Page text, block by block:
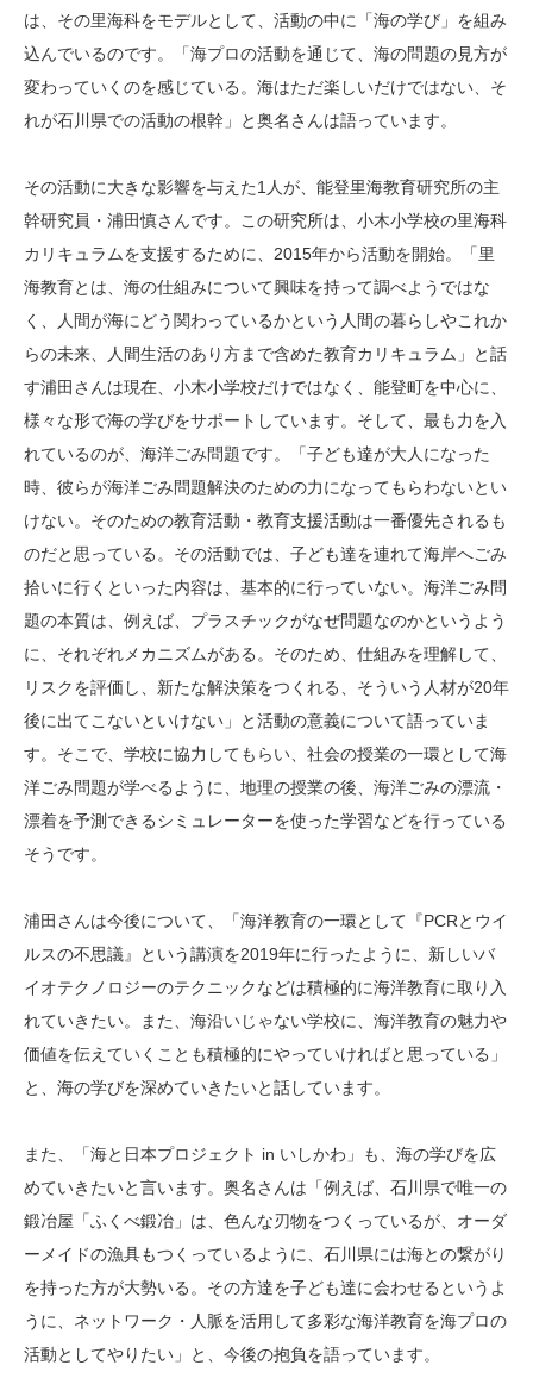
は、その里海科をモデルとして、活動の中に「海の学び」を組み
込んでいるのです。「海プロの活動を通じて、海の問題の見方が
変わっていくのを感じている。海はただ楽しいだけではない、そ
れが石川県での活動の根幹」と奥名さんは語っています。
その活動に大きな影響を与えた1人が、能登里海教育研究所の主
幹研究員・浦田慎さんです。この研究所は、小木小学校の里海科
カリキュラムを支援するために、2015年から活動を開始。「里
海教育とは、海の仕組みについて興味を持って調べようではな
く、人間が海にどう関わっているかという人間の暮らしやこれか
らの未来、人間生活のあり方まで含めた教育カリキュラム」と話
す浦田さんは現在、小木小学校だけではなく、能登町を中心に、
様々な形で海の学びをサポートしています。そして、最も力を入
れているのが、海洋ごみ問題です。「子ども達が大人になった
時、彼らが海洋ごみ問題解決のための力になってもらわないとい
けない。そのための教育活動・教育支援活動は一番優先されるも
のだと思っている。その活動では、子ども達を連れて海岸へごみ
拾いに行くといった内容は、基本的に行っていない。海洋ごみ問
題の本質は、例えば、プラスチックがなぜ問題なのかというよう
に、それぞれメカニズムがある。そのため、仕組みを理解して、
リスクを評価し、新たな解決策をつくれる、そういう人材が20年
後に出てこないといけない」と活動の意義について語っていま
す。そこで、学校に協力してもらい、社会の授業の一環として海
洋ごみ問題が学べるように、地理の授業の後、海洋ごみの漂流・
漂着を予測できるシミュレーターを使った学習などを行っている
そうです。
浦田さんは今後について、「海洋教育の一環として『PCRとウイ
ルスの不思議』という講演を2019年に行ったように、新しいバ
イオテクノロジーのテクニックなどは積極的に海洋教育に取り入
れていきたい。また、海沿いじゃない学校に、海洋教育の魅力や
価値を伝えていくことも積極的にやっていければと思っている」
と、海の学びを深めていきたいと話しています。
また、「海と日本プロジェクト in いしかわ」も、海の学びを広
めていきたいと言います。奥名さんは「例えば、石川県で唯一の
鍛冶屋「ふくべ鍛冶」は、色んな刃物をつくっているが、オーダ
ーメイドの漁具もつくっているように、石川県には海との繋がり
を持った方が大勢いる。その方達を子ども達に会わせるというよ
うに、ネットワーク・人脈を活用して多彩な海洋教育を海プロの
活動としてやりたい」と、今後の抱負を語っています。